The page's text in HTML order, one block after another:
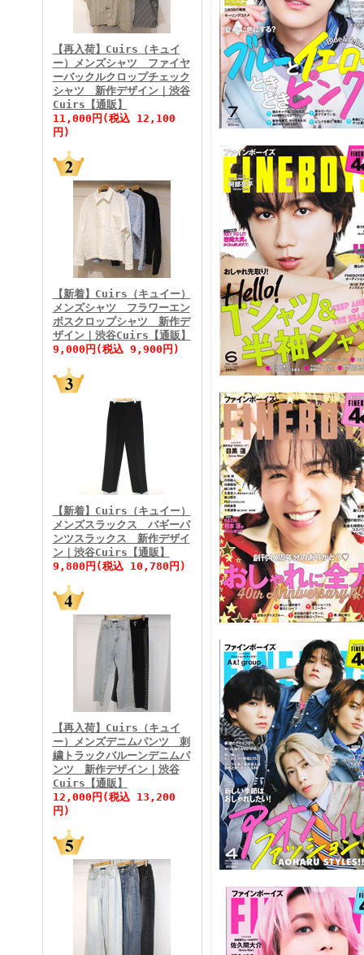
FINEBOYS2026年6月号
FINEBOYS2026年5月号
FINEBOYS2026年4月号
FINEBOYS2026年3月号
FINEBOYS2026年2月号
FINEBOYS2026年1月号
FINEBOYS2025年11月号
【再入荷】Cuirs（キュイ
ー）メンズシャツ ファイヤ
ーバックルクロップチェック
シャツ 新作デザイン｜渋谷
Cuirs【通販】
11,000円(税込 12,100
円)
【新着】Cuirs（キュイー）
メンズシャツ フラワーエン
ボスクロップシャツ 新作デ
ザイン｜渋谷Cuirs【通販】
9,000円(税込 9,900円)
【新着】Cuirs（キュイー）
メンズスラックス バギーパ
ンツスラックス 新作デザイ
ン｜渋谷Cuirs【通販】
9,800円(税込 10,780円)
【再入荷】Cuirs（キュイ
ー）メンズデニムパンツ 刺
繍トラックバルーンデニムパ
ンツ 新作デザイン｜渋谷
Cuirs【通販】
12,000円(税込 13,200
円)